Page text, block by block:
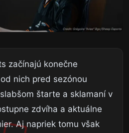
začínajú konečne
nich pred sezónou
štarte a sklamaní v
zdvíha a aktuálne
Aj napriek tomu však